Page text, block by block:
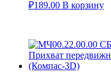
₽189.00 В корзину